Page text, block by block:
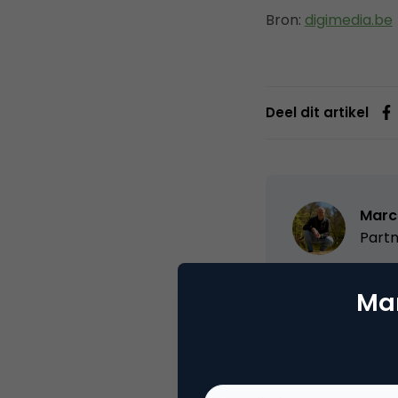
Bron: digimedia.be
Deel dit artikel
VPRO,